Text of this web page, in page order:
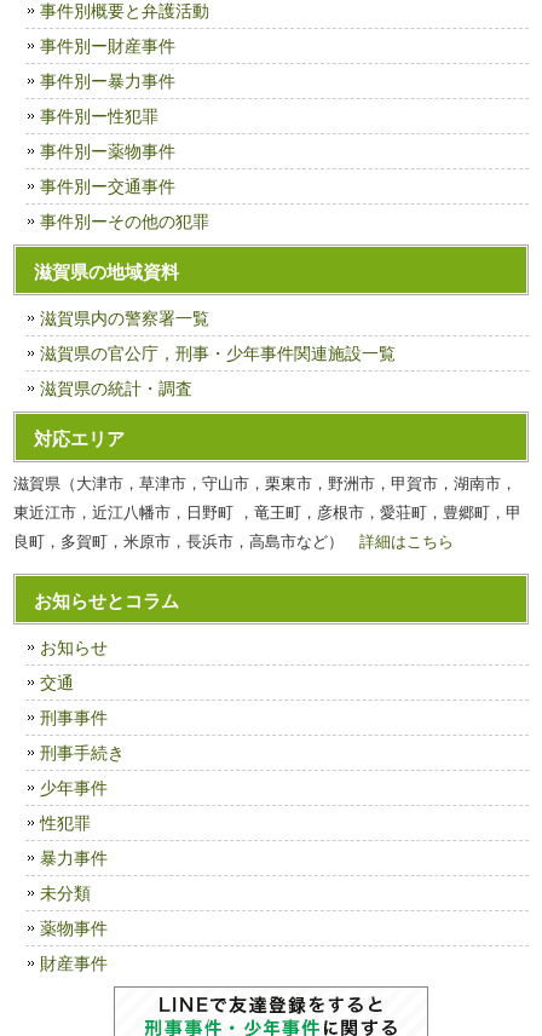
事件別概要と弁護活動
事件別ー財産事件
事件別ー暴力事件
事件別ー性犯罪
事件別ー薬物事件
事件別ー交通事件
事件別ーその他の犯罪
滋賀県の地域資料
滋賀県内の警察署一覧
滋賀県の官公庁，刑事・少年事件関連施設一覧
滋賀県の統計・調査
対応エリア
滋賀県（大津市，草津市，守山市，栗東市，野洲市，甲賀市，湖南市，
東近江市，近江八幡市，日野町 ，竜王町，彦根市，愛荘町，豊郷町，甲
良町，多賀町，米原市，長浜市，高島市など）詳細はこちら
お知らせとコラム
お知らせ
交通
刑事事件
刑事手続き
少年事件
性犯罪
暴力事件
未分類
薬物事件
財産事件